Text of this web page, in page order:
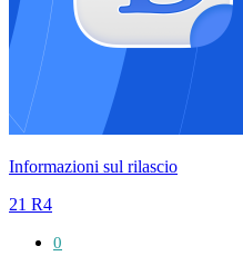
Informazioni sul rilascio
21 R4
0